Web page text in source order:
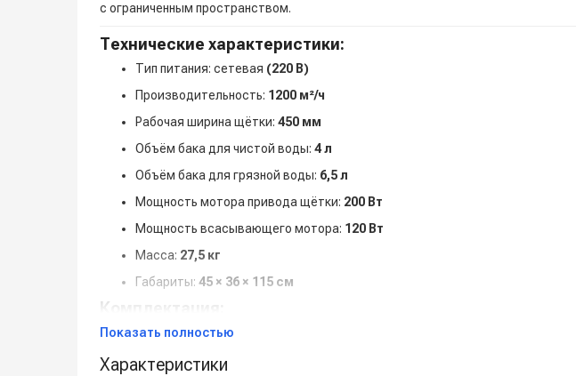
с ограниченным пространством.
Технические характеристики:
Тип питания: сетевая (220 В)
Производительность: 1200 м²/ч
Рабочая ширина щётки: 450 мм
Объём бака для чистой воды: 4 л
Объём бака для грязной воды: 6,5 л
Мощность мотора привода щётки: 200 Вт
Мощность всасывающего мотора: 120 Вт
Масса: 27,5 кг
Габариты: 45 × 36 × 115 см
Комплектация:
2 щётки
1 падодержатель
Показать полностью
Характеристики